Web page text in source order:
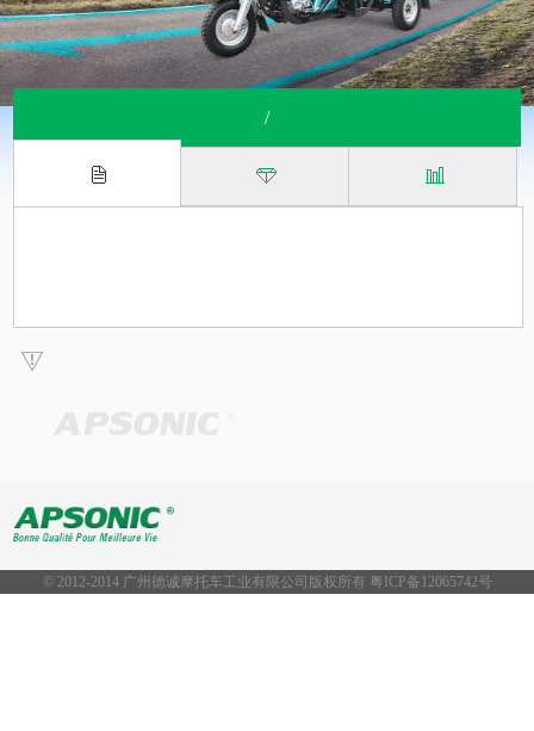
/
© 2012-2014 广州德诚摩托车工业有限公司版权所有 粤ICP备12065742号